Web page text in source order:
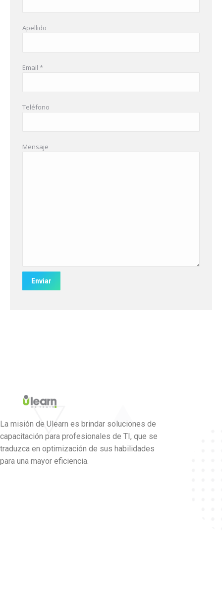
Apellido
Email *
Teléfono
Mensaje
La misión de Ulearn es brindar soluciones de
capacitación para profesionales de TI, que se
traduzca en optimización de sus habilidades
para una mayor eficiencia.